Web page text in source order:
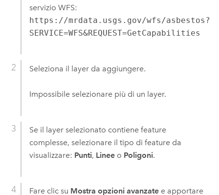
servizio WFS:
https://mrdata.usgs.gov/wfs/asbestos?
SERVICE=WFS&REQUEST=GetCapabilities
Seleziona il layer da aggiungere.
Impossibile selezionare più di un layer.
Se il layer selezionato contiene feature
complesse, selezionare il tipo di feature da
visualizzare: Punti, Lineeo Poligoni.
Fare clic su Mostra opzioni avanzatee apportare